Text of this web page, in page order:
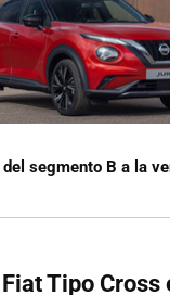
segmento B a la
Tipo Cross